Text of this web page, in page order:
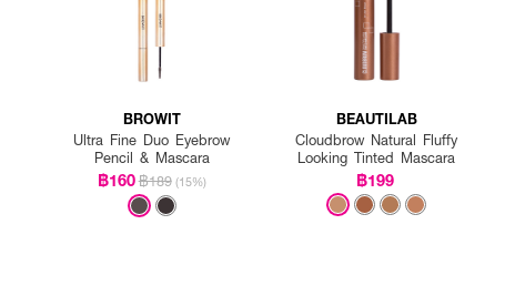
BROWIT
Ultra Fine Duo Eyebrow
Pencil & Mascara
฿160฿189 (15%)
BEAUTILAB
Cloudbrow Natural Fluffy
Looking Tinted Mascara
฿199